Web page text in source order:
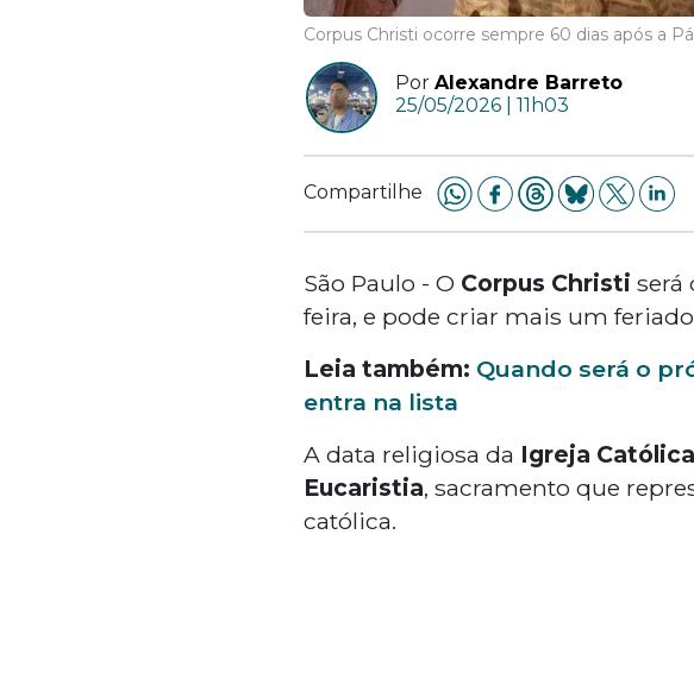
Corpus Christi ocorre sempre 60 dias após a
Por Alexandre Barreto
25/05/2026 | 11h03
Compartilhe
São Paulo - O Corpus Christi será
feira, e pode criar mais um
Leia também: Quando será o
entra na lista
A data religiosa da Igreja Católica
Eucaristia, sacramento que
católica.